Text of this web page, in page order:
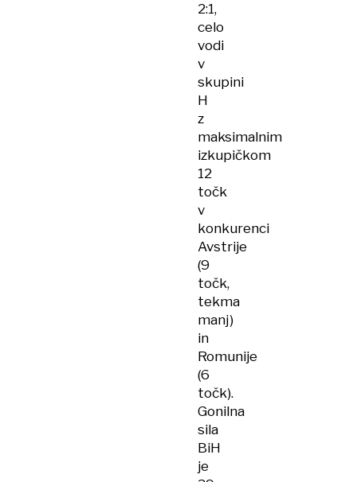
2:1,
celo
vodi
v
skupini
H
z
maksimalnim
izkupičkom
12
točk
v
konkurenci
Avstrije
(9
točk,
tekma
manj)
in
Romunije
(6
točk).
Gonilna
sila
BiH
je